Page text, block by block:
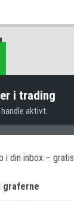
i trading
aktivt.
i din inbox – gratis
graferne